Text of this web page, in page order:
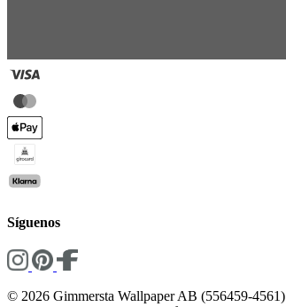
Síguenos
© 2026 Gimmersta Wallpaper AB (556459-4561)